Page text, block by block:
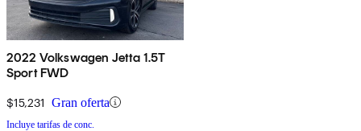
2022 Volkswagen Jetta 1.5T
Sport FWD
$15,231 Gran oferta
Incluye tarifas de conc.